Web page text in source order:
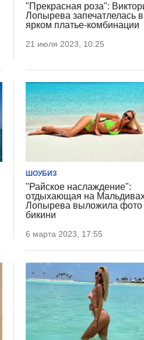
"Прекрасная роза":
Лопырева запечатлелась в
ярком платье-комбинации
21 июля 2023, 10:25
ШОУБИЗ
"Райское наслаждение":
отдыхающая на
Лопырева выложила фото
бикини
6 марта 2023, 17:55